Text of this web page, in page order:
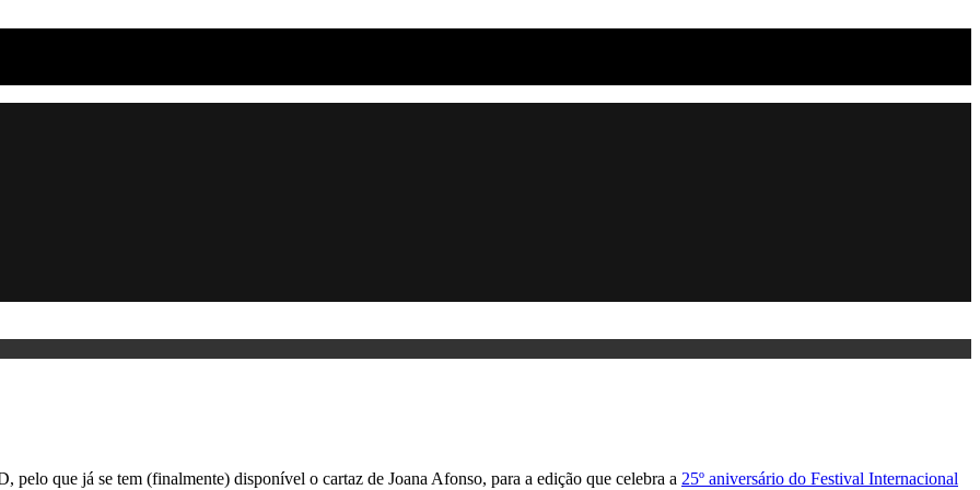
que já se tem (finalmente) disponível o cartaz de Joana Afonso, para a edição que celebra a 25º aniversário do Festival Internacional